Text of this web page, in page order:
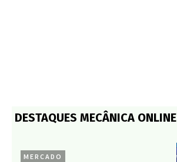
DESTAQUES MECÂNICA ONLINE
MERCADO